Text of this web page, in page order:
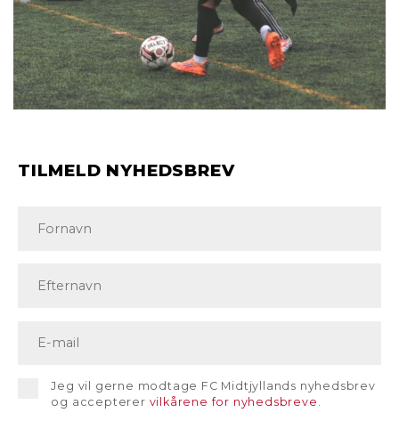
TILMELD NYHEDSBREV
Jeg vil gerne modtage FC Midtjyllands nyhedsbrev
og accepterer vilkårene for nyhedsbreve